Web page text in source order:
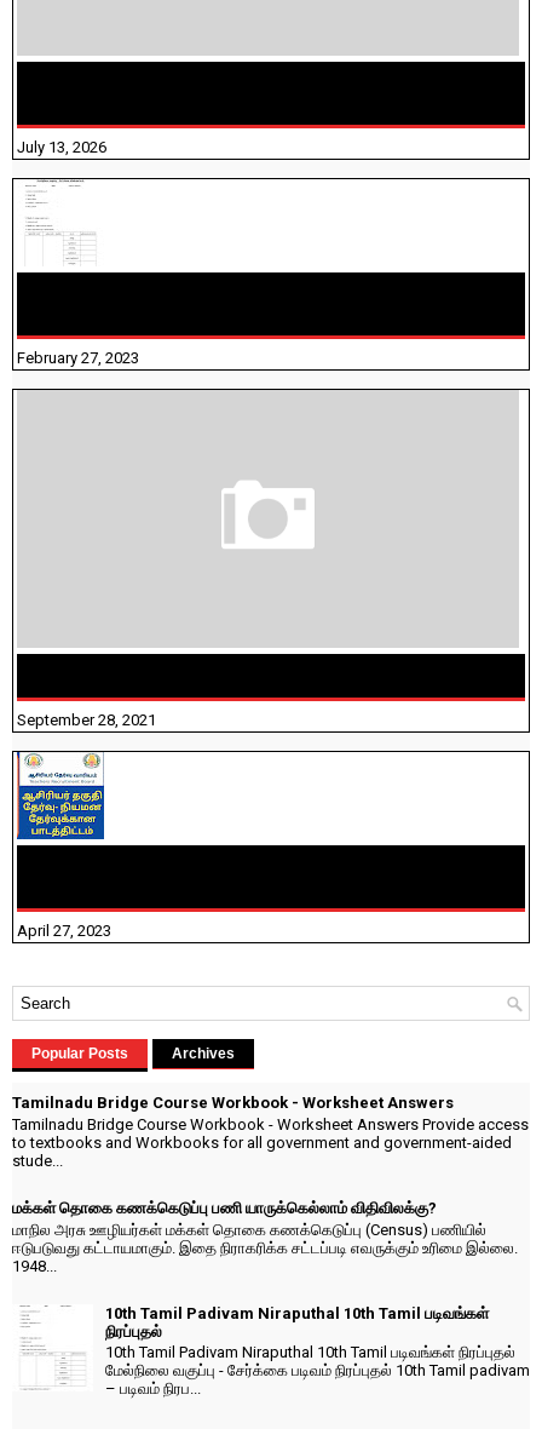
July 13, 2026
February 27, 2023
September 28, 2021
April 27, 2023
Popular Posts Archives
Tamilnadu Bridge Course Workbook - Worksheet Answers
Tamilnadu Bridge Course Workbook - Worksheet Answers Provide access
to textbooks and Workbooks for all government and government-aided
stude...
மக்கள் தொகை கணக்கெடுப்பு பணி யாருக்கெல்லாம் விதிவிலக்கு?
மாநில அரசு ஊழியர்கள் மக்கள் தொகை கணக்கெடுப்பு (Census) பணியில்
ஈடுபடுவது கட்டாயமாகும். இதை நிராகரிக்க சட்டப்படி எவருக்கும் உரிமை இல்லை.
1948...
10th Tamil Padivam Niraputhal 10th Tamil படிவங்கள்
நிரப்புதல்
10th Tamil Padivam Niraputhal 10th Tamil படிவங்கள் நிரப்புதல்
மேல்நிலை வகுப்பு - சேர்க்கை படிவம் நிரப்புதல் 10th Tamil padivam
– படிவம் நிரப...